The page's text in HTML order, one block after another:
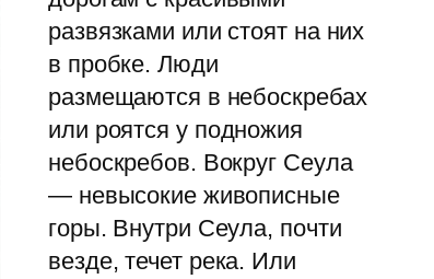
развязками или стоят на них
в пробке. Люди
размещаются в небоскребах
или роятся у подножия
небоскребов. Вокруг Сеула
— невысокие живописные
горы. Внутри Сеула, почти
везде, течет река. Или